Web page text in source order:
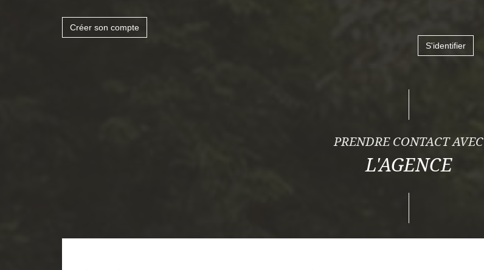
Créer son compte
S'identifier
PRENDRE CONTACT AVEC
L'AGENCE